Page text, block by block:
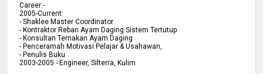
Career:-
2005-Current:
- Shaklee Master Coordinator
- Kontraktor Reban Ayam Daging Sistem Tertutup
- Konsultan Ternakan Ayam Daging
- Penceramah Motivasi Pelajar & Usahawan,
- Penulis Buku
2003-2005 -Engineer, Silterra, Kulim